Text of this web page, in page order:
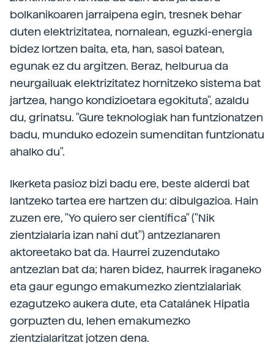
bolkanikoaren jarraipena egin, tresnek behar
duten elektrizitatea, nornalean, eguzki-energia
bidez lortzen baita, eta, han, sasoi batean,
egunak ez du argitzen. Beraz, helburua da
neurgailuak elektrizitatez hornitzeko sistema bat
jartzea, hango kondizioetara egokituta", azaldu
du, grinatsu. "Gure teknologiak han funtzionatzen
badu, munduko edozein sumenditan funtzionatu
ahalko du".
Ikerketa pasioz bizi badu ere, beste alderdi bat
lantzeko tartea ere hartzen du: dibulgazioa. Hain
zuzen ere, "Yo quiero ser científica" ("Nik
zientzialaria izan nahi dut") antzezlanaren
aktoreetako bat da. Haurrei zuzendutako
antzezlan bat da; haren bidez, haurrek iraganeko
eta gaur egungo emakumezko zientzialariak
ezagutzeko aukera dute, eta Catalánek Hipatia
gorpuzten du, lehen emakumezko
zientzialaritzat jotzen dena.